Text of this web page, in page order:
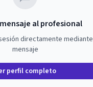
al profesional
directamente mediante
mensaje
perfil completo